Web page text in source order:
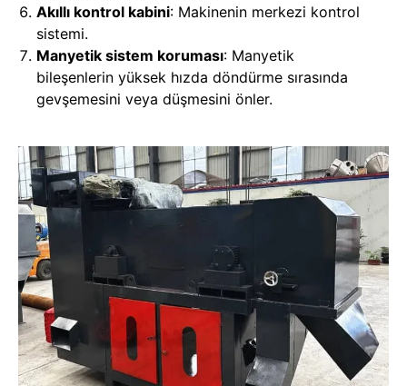
Akıllı kontrol kabini: Makinenin merkezi kontrol
sistemi.
Manyetik sistem koruması: Manyetik
bileşenlerin yüksek hızda döndürme sırasında
gevşemesini veya düşmesini önler.